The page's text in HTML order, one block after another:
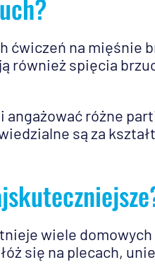
ćwiczeń na mięśnie
również spięcia
angażować różne
są za
wiele
się na plecach,